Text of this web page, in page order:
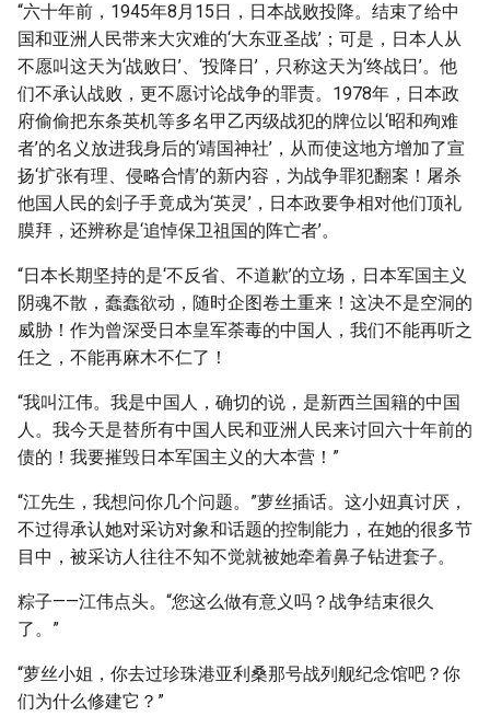
“六十年前，1945年8月15日，日本战败投降。结束了给中
国和亚洲人民带来大灾难的‘大东亚圣战’；可是，日本人从
不愿叫这天为‘战败日’、‘投降日’，只称这天为‘终战日’。他
们不承认战败，更不愿讨论战争的罪责。1978年，日本政
府偷偷把东条英机等多名甲乙丙级战犯的牌位以‘昭和殉难
者’的名义放进我身后的‘靖国神社’，从而使这地方增加了宣
扬‘扩张有理、侵略合情’的新内容，为战争罪犯翻案！屠杀
他国人民的刽子手竟成为‘英灵’，日本政要争相对他们顶礼
膜拜，还辨称是‘追悼保卫祖国的阵亡者’。
“日本长期坚持的是‘不反省、不道歉’的立场，日本军国主义
阴魂不散，蠢蠢欲动，随时企图卷土重来！这决不是空洞的
威胁！作为曾深受日本皇军荼毒的中国人，我们不能再听之
任之，不能再麻木不仁了！
“我叫江伟。我是中国人，确切的说，是新西兰国籍的中国
人。我今天是替所有中国人民和亚洲人民来讨回六十年前的
债的！我要摧毁日本军国主义的大本营！”
“江先生，我想问你几个问题。”萝丝插话。这小妞真讨厌，
不过得承认她对采访对象和话题的控制能力，在她的很多节
目中，被采访人往往不知不觉就被她牵着鼻子钻进套子。
粽子——江伟点头。“您这么做有意义吗？战争结束很久
了。”
“萝丝小姐，你去过珍珠港亚利桑那号战列舰纪念馆吧？你
们为什么修建它？”